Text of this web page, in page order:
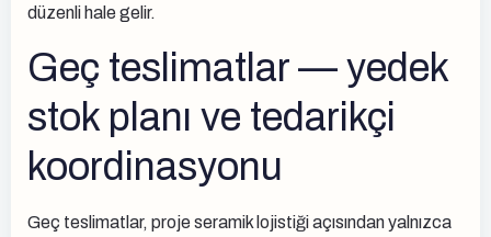
düzenli hale gelir.
Geç teslimatlar — yedek
stok planı ve tedarikçi
koordinasyonu
Geç teslimatlar, proje seramik lojistiği açısından yalnızca